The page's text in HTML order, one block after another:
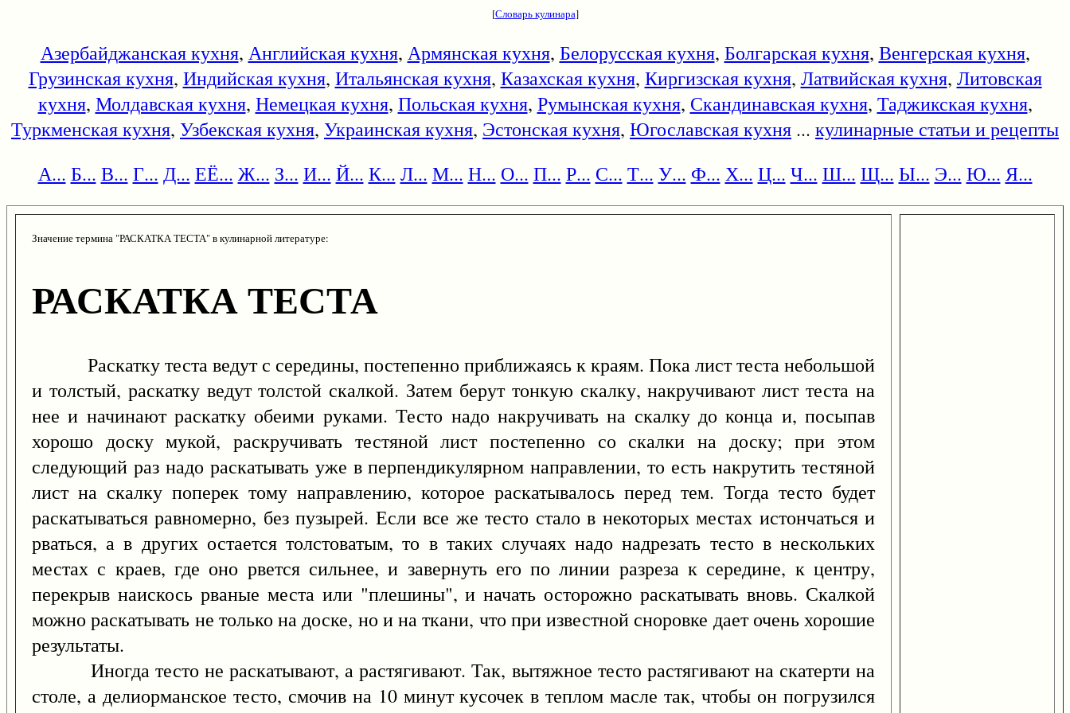
[Словарь кулинара]
Азербайджанская кухня, Английская кухня, Армянская кухня, Белорусская кухня, Болгарская кухня, Венгерская кухня,
Грузинская кухня, Индийская кухня, Итальянская кухня, Казахская кухня, Киргизская кухня, Латвийская кухня, Литовская
кухня, Молдавская кухня, Немецкая кухня, Польская кухня, Румынская кухня, Скандинавская кухня, Таджикская кухня,
Туркменская кухня, Узбекская кухня, Украинская кухня, Эстонская кухня, Югославская кухня ... кулинарные статьи и рецепты
А... Б... В... Г... Д... ЕЁ... Ж... З... И... Й... К... Л... М... Н... О... П... Р... С... Т... У... Ф... Х... Ц... Ч... Ш... Щ... Ы... Э... Ю... Я...
Значение термина "РАСКАТКА ТЕСТА" в кулинарной литературе:
РАСКАТКА ТЕСТА
Раскатку теста ведут с середины, постепенно приближаясь к краям. Пока лист теста небольшой
и толстый, раскатку ведут толстой скалкой. Затем берут тонкую скалку, накручивают лист теста на
нее и начинают раскатку обеими руками. Тесто надо накручивать на скалку до конца и, посыпав
хорошо доску мукой, раскручивать тестяной лист постепенно со скалки на доску; при этом
следующий раз надо раскатывать уже в перпендикулярном направлении, то есть накрутить тестяной
лист на скалку поперек тому направлению, которое раскатывалось перед тем. Тогда тесто будет
раскатываться равномерно, без пузырей. Если все же тесто стало в некоторых местах истончаться и
рваться, а в других остается толстоватым, то в таких случаях надо надрезать тесто в нескольких
местах с краев, где оно рвется сильнее, и завернуть его по линии разреза к середине, к центру,
перекрыв наискось рваные места или "плешины", и начать осторожно раскатывать вновь. Скалкой
можно раскатывать не только на доске, но и на ткани, что при известной сноровке дает очень хорошие
результаты.
Иногда тесто не раскатывают, а растягивают. Так, вытяжное тесто растягивают на скатерти на
столе, а делиорманское тесто, смочив на 10 минут кусочек в теплом масле так, чтобы он погрузился